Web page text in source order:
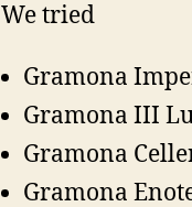
We tried
Gramona
Gramona III
Gramona
Gramona